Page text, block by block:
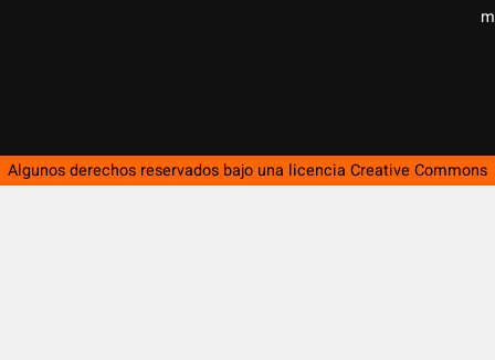
Algunos derechos reservados bajo una licencia Creative Commons